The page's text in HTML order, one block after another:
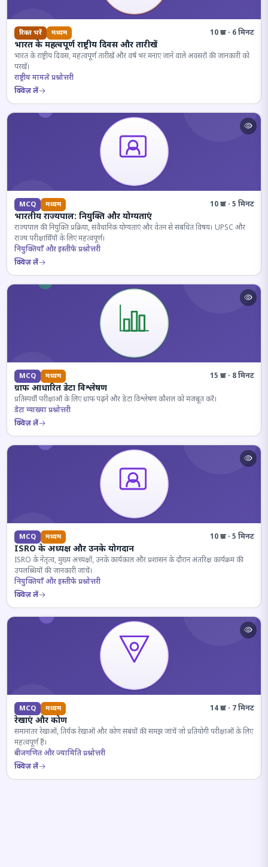
रिक्त भरें मध्यम 10 प्रश्न · 6 मिनट
भारत के महत्वपूर्ण राष्ट्रीय दिवस और तारीखें
भारत के राष्ट्रीय दिवस, महत्वपूर्ण तारीखें और वर्ष भर मनाए जाने वाले अवसरों की जानकारी को
परखें।
राष्ट्रीय मामले प्रश्नोत्तरी
क्विज़ लें
MCQ मध्यम 10 प्रश्न · 5 मिनट
भारतीय राज्यपाल: नियुक्ति और योग्यताएं
राज्यपाल की नियुक्ति प्रक्रिया, संवैधानिक योग्यताएं और वेतन से संबंधित विषय। UPSC और
राज्य परीक्षार्थियों के लिए महत्वपूर्ण।
नियुक्तियाँ और इस्तीफे प्रश्नोत्तरी
क्विज़ लें
MCQ मध्यम 15 प्रश्न · 8 मिनट
ग्राफ आधारित डेटा विश्लेषण
प्रतिस्पर्धी परीक्षाओं के लिए ग्राफ पढ़ने और डेटा विश्लेषण कौशल को मजबूत करें।
डेटा व्याख्या प्रश्नोत्तरी
क्विज़ लें
MCQ मध्यम 10 प्रश्न · 5 मिनट
ISRO के अध्यक्ष और उनके योगदान
ISRO के नेतृत्व, मुख्य अध्यक्षों, उनके कार्यकाल और प्रशासन के दौरान अंतरिक्ष कार्यक्रम की
उपलब्धियों की जानकारी जांचें।
नियुक्तियाँ और इस्तीफे प्रश्नोत्तरी
क्विज़ लें
MCQ मध्यम 14 प्रश्न · 7 मिनट
रेखाएं और कोण
समानांतर रेखाओं, तिर्यक रेखाओं और कोण संबंधों की समझ जांचें जो प्रतियोगी परीक्षाओं के लिए
महत्वपूर्ण हैं।
बीजगणित और ज्यामिति प्रश्नोत्तरी
क्विज़ लें